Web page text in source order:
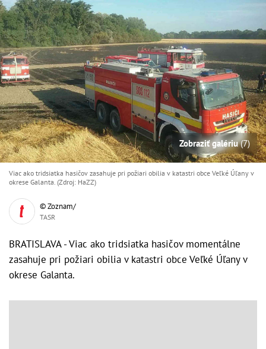
Zobraziť galériu(7)
Viac ako tridsiatka hasičov zasahuje pri požiari obilia v katastri obce Veľké Úľany v
okrese Galanta. (Zdroj: HaZZ)
© Zoznam/
TASR
BRATISLAVA - Viac ako tridsiatka hasičov momentálne
zasahuje pri požiari obilia v katastri obce Veľké Úľany v
okrese Galanta.